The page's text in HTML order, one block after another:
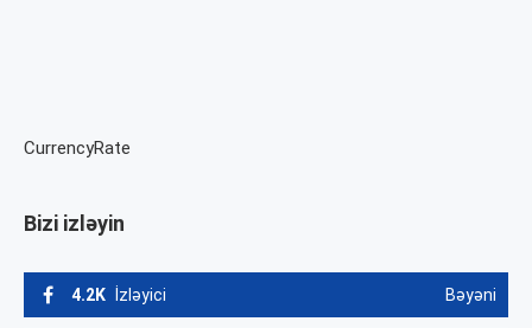
CurrencyRate
Bizi izləyin
4.2K İzləyici Bəyəni